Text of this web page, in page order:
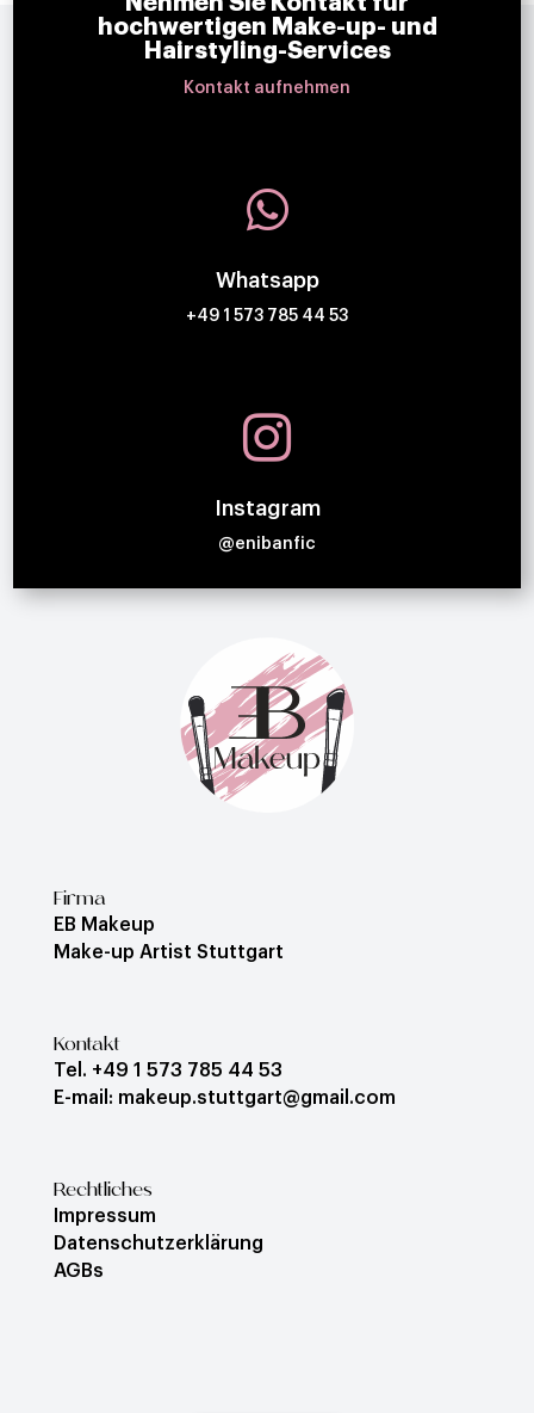
hochwertigen Make-up- und
Hairstyling-Services
Kontakt aufnehmen

Whatsapp
+49 1 573 785 44 53

Instagram
@enibanfic
Firma
EB Makeup
Make-up Artist Stuttgart
Kontakt
Tel. +49 1 573 785 44 53
E-mail: makeup.stuttgart@gmail.com
Rechtliches
Impressum
Datenschutzerklärung
AGBs